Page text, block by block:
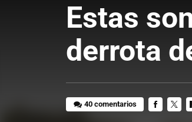
Estas
derrota
40 comentarios